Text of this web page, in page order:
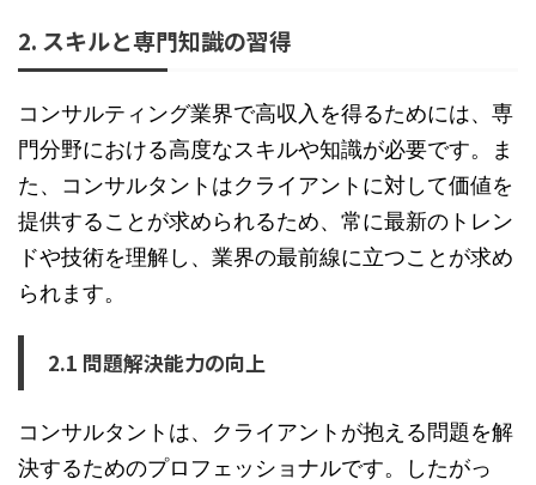
2. スキルと専門知識の習得
コンサルティング業界で高収入を得るためには、専
門分野における高度なスキルや知識が必要です。ま
た、コンサルタントはクライアントに対して価値を
提供することが求められるため、常に最新のトレン
ドや技術を理解し、業界の最前線に立つことが求め
られます。
2.1 問題解決能力の向上
コンサルタントは、クライアントが抱える問題を解
決するためのプロフェッショナルです。したがっ